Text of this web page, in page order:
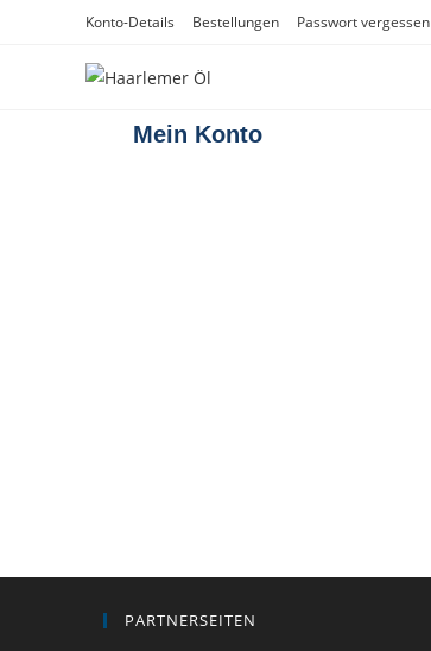
Konto-Details Bestellungen Passwort vergessen
Mein Konto
PARTNERSEITEN